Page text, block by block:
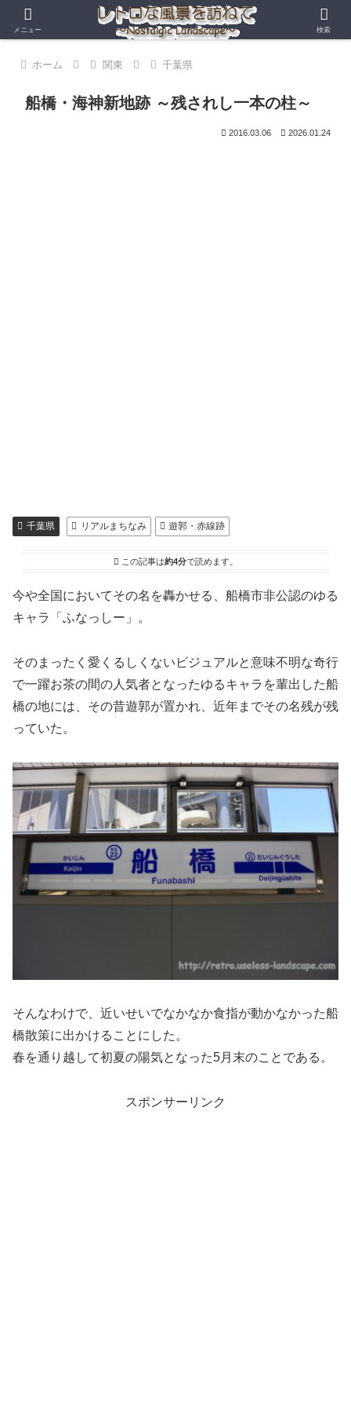
ホーム 関東 千葉県
船橋・海神新地跡 ～残されし一本の柱～
2016.03.06 2026.01.24
千葉県 リアルまちなみ 遊郭・赤線跡
この記事は約4分で読めます。
今や全国においてその名を轟かせる、船橋市非公認のゆる
キャラ「ふなっしー」。
そのまったく愛くるしくないビジュアルと意味不明な奇行
で一躍お茶の間の人気者となったゆるキャラを輩出した船
橋の地には、その昔遊郭が置かれ、近年までその名残が残
っていた。
そんなわけで、近いせいでなかなか食指が動かなかった船
橋散策に出かけることにした。
春を通り越して初夏の陽気となった5月末のことである。
スポンサーリンク
メニュー 検索